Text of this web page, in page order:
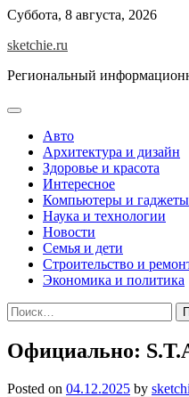
Skip
content
Суббота, 8 августа, 2026
sketchie.ru
Региональный
Авто
Архитектура и дизайн
Здоровье и красота
Интересное
Компьютеры и гаджеты
Наука и технологии
Новости
Семья и дети
Строительство и
Экономика и политика
Найти:
Официально:
Posted on 04.12.2025 by